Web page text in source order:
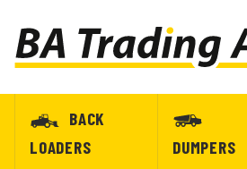
BACK
LOADERS
DUMPERS